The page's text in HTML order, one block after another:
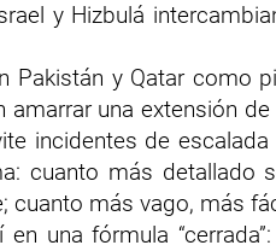
y Hizbulá
Pakistán y Qatar como
amarrar una extensión
incidentes de
cuanto más detallado
cuanto más vago, más
una fórmula “cerrada”: